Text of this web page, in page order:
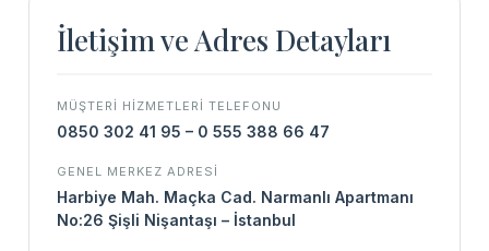
İletişim ve Adres Detayları
MÜŞTERI HIZMETLERI TELEFONU
0850 302 41 95 – 0 555 388 66 47
GENEL MERKEZ ADRESI
Harbiye Mah. Maçka Cad. Narmanlı Apartmanı
No:26 Şişli Nişantaşı – İstanbul